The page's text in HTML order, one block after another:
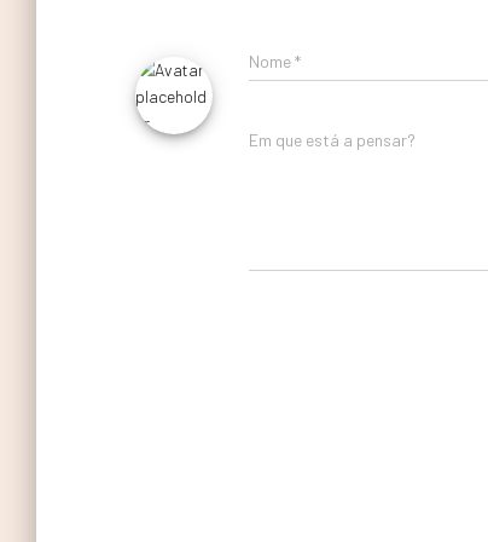
Nome*
Em que está a pensar?